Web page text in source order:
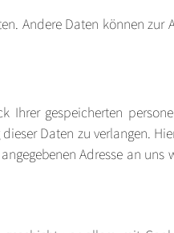
Andere Daten können zur
gespeicherten
Daten zu verlangen.
Adresse an uns